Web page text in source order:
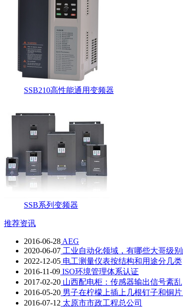
SSB210高性能通用变频器
SSB系列变频器
推荐资讯
2016-06-28 AEG
2020-06-07 工业自动化领域，有哪些大哥级别
2022-12-05 电工测量仪表按结构和用途分几类
2016-11-09 ISO环境管理体系认证
2017-02-20 山西配电柜：传感器输出信号紊乱
2016-05-20 男子在柠檬上插上几根钉子和铜
2016-07-12 太原市市政工程总公司